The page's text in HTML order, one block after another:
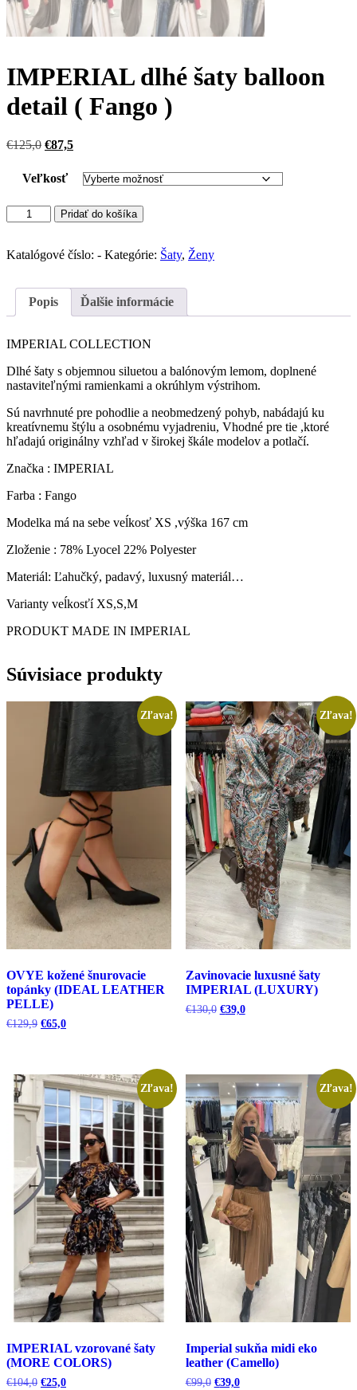
IMPERIAL dlhé šaty balloon
detail ( Fango )
€125,0 Pôvodná
bola:
€125,0.
€87,5Aktuálna
je:
€87,5.
Veľkosť
množstvo
IMPERIAL
šaty
Fango
Pridať do košíka
Katalógové číslo: - Kategórie: Šaty, Ženy
Popis Ďalšie informácie
IMPERIAL COLLECTION
Dlhé šaty s objemnou siluetou a balónovým lemom, doplnené
nastaviteľnými ramienkami a okrúhlym výstrihom.
Sú navrhnuté pre pohodlie a neobmedzený pohyb, nabádajú ku
kreatívnemu štýlu a osobnému vyjadreniu, Vhodné pre tie ,ktoré
hľadajú originálny vzhľad v širokej škále modelov a potlačí.
Značka : IMPERIAL
Farba : Fango
Modelka má na sebe veĺkosť XS ,výška 167 cm
Zloženie : 78% Lyocel 22% Polyester
Materiál: Ľahučký, padavý, luxusný materiál…
Varianty veĺkosťí XS,S,M
PRODUKT MADE IN IMPERIAL
Súvisiace produkty
Zľava!
OVYE kožené šnurovacie
topánky (IDEAL LEATHER
PELLE)
€129,9 Pôvodná
€65,0Aktuálna
Zľava!
Zavinovacie luxusné šaty
IMPERIAL (LUXURY)
€130,0 Pôvodná
€39,0Aktuálna
Zľava!
IMPERIAL vzorované šaty
(MORE COLORS)
€104,0 Pôvodná
€25,0Aktuálna
Zľava!
Imperial sukňa midi eko
leather (Camello)
€99,0 Pôvodná
€39,0Aktuálna